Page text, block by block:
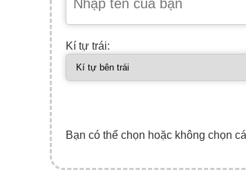
Kí tự trái:
Bạn có thể chọn hoặc không chọn